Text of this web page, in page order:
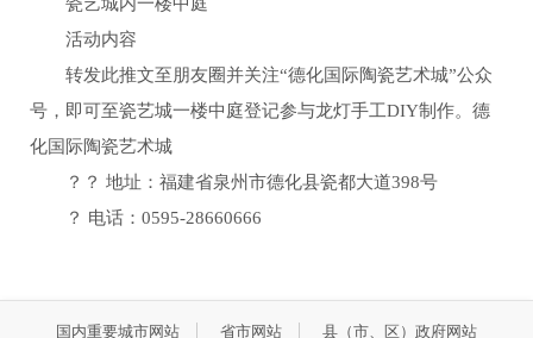
活动内容
转发此推文至朋友圈并关注“德化国际陶瓷艺术城”公众
号，即可至瓷艺城一楼中庭登记参与龙灯手工DIY制作。德
化国际陶瓷艺术城
？？ 地址：福建省泉州市德化县瓷都大道398号
？ 电话：0595-28660666
国内重要城市网站 省市网站 县（市、区）政府网站